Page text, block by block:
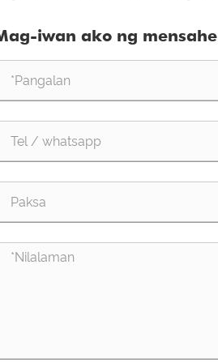
iwan ako ng mensahe